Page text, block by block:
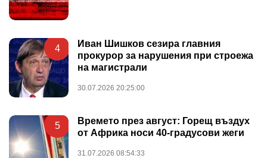
4
Иван Шишков сезира главния
прокурор за нарушения при строежа
на магистрали
30.07.2026 20:25:00
5
Времето през август: Горещ въздух
от Африка носи 40-градусови жеги
31.07.2026 08:54:33